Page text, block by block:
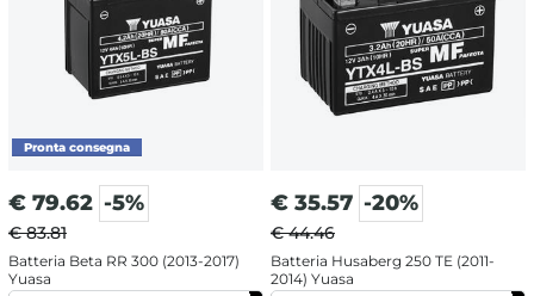
€ 79.62 -5%
€ 83.81
Batteria Beta RR 300 (2013-2017)
Yuasa
€ 35.57 -20%
€ 44.46
Batteria Husaberg 250 TE (2011-
2014) Yuasa